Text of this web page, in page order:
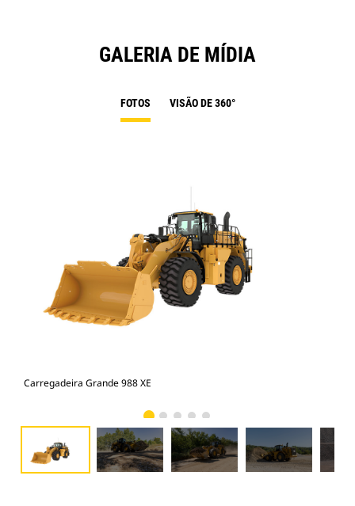
GALERIA DE MÍDIA
FOTOS VISÃO DE 360°
Carregadeira Grande 988 XE